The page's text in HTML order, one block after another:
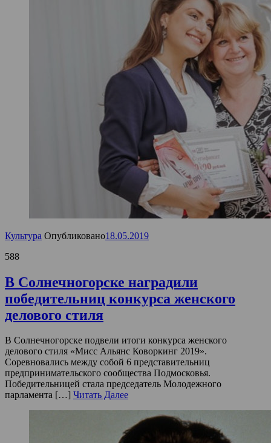
Культура Опубликовано18.05.2019
588
В Солнечногорске наградили
победительниц конкурса женского
делового стиля
В Солнечногорске подвели итоги конкурса женского
делового стиля «Мисс Альянс Коворкинг 2019».
Соревновались между собой 6 представительниц
предпринимательского сообщества Подмосковья.
Победительницей стала председатель Молодежного
парламента […] Читать Далее